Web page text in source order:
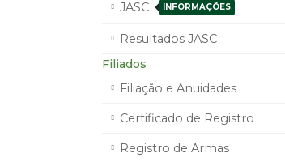
JASC
INFORMAÇÕES
Resultados JASC
Filiados
Filiação e Anuidades
Certificado de Registro
Registro de Armas